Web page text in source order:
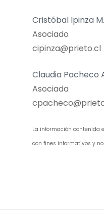
Cristóbal Ipinza M.
Asociado
cipinza@prieto.cl
Claudia Pacheco
Asociada
La información contenida
con fines informativos y